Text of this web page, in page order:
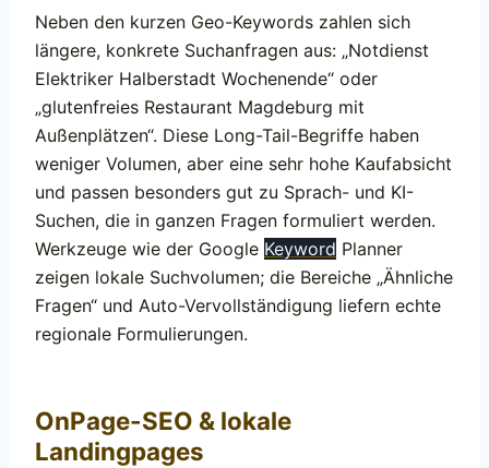
Neben den kurzen Geo-Keywords zahlen sich
längere, konkrete Suchanfragen aus: „Notdienst
Elektriker Halberstadt Wochenende“ oder
„glutenfreies Restaurant Magdeburg mit
Außenplätzen“. Diese Long-Tail-Begriffe haben
weniger Volumen, aber eine sehr hohe Kaufabsicht
und passen besonders gut zu Sprach- und KI-
Suchen, die in ganzen Fragen formuliert werden.
Werkzeuge wie der Google Keyword Planner
zeigen lokale Suchvolumen; die Bereiche „Ähnliche
Fragen“ und Auto-Vervollständigung liefern echte
regionale Formulierungen.
OnPage-SEO & lokale
Landingpages